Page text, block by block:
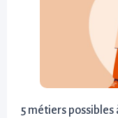
5 métiers